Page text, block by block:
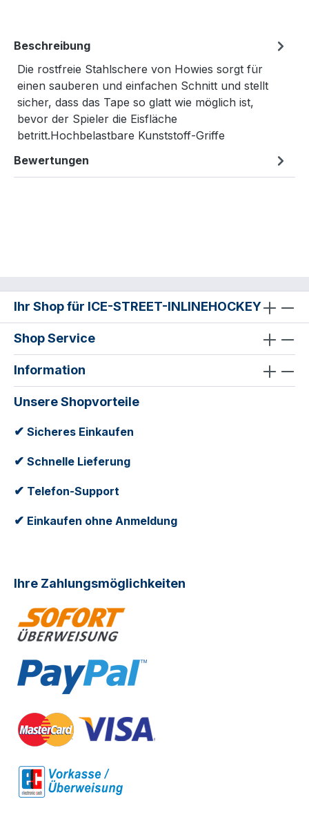
Beschreibung
Die rostfreie Stahlschere von Howies sorgt für
einen sauberen und einfachen Schnitt und stellt
sicher, dass das Tape so glatt wie möglich ist,
bevor der Spieler die Eisfläche
betritt.Hochbelastbare Kunststoff-Griffe
Bewertungen
Ihr Shop für ICE-STREET-INLINEHOCKEY
Shop Service
Information
Unsere Shopvorteile
✔ Sicheres Einkaufen
✔ Schnelle Lieferung
✔ Telefon-Support
✔ Einkaufen ohne Anmeldung
Ihre Zahlungsmöglichkeiten